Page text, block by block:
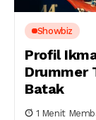
Showbiz
Profil
Drummer
Batak
1 Menit